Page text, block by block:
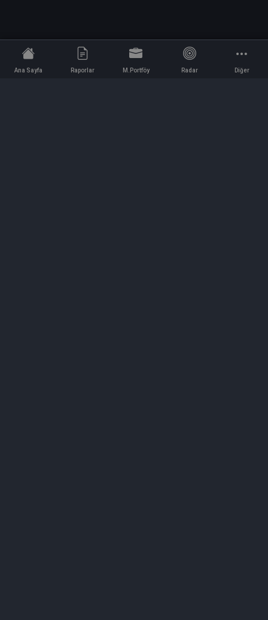
Ana Sayfa Raporlar M.Portföy Radar Diğer